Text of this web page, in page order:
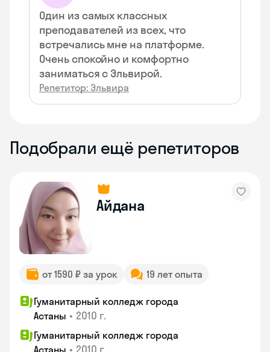
Один из самых классных
преподавателей из всех, что
встречались мне на платформе.
Очень спокойно и комфортно
заниматься с Эльвирой.
Репетитор: Эльвира
Подобрали ещё репетиторов
Айдана
от 1590 ₽ за урок 19 лет опыта
Гуманитарный колледж города
Астаны • 2010 г.
Гуманитарный колледж города
Астаны